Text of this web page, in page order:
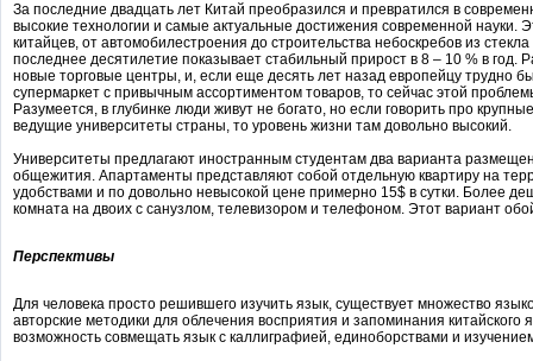
За последние двадцать лет Китай преобразился и превратился в
высокие технологии и самые актуальные достижения современной науки.
китайцев, от автомобилестроения до строительства небоскребов из
последнее десятилетие показывает стабильный прирост в 8 – 10 % в год.
новые торговые центры, и, если еще десять лет назад европейцу трудно
супермаркет с привычным ассортиментом товаров, то сейчас этой
Разумеется, в глубинке люди живут не богато, но если говорить про
ведущие университеты страны, то уровень жизни там довольно высокий.
Университеты предлагают иностранным студентам два варианта
общежития. Апартаменты представляют собой отдельную квартиру на
удобствами и по довольно невысокой цене примерно 15$ в сутки. Более
комната на двоих с санузлом, телевизором и телефоном. Этот вариант
Перспективы
Для человека просто решившего изучить язык, существует множество
авторские методики для облечения восприятия и запоминания
возможность совмещать язык с каллиграфией, единоборствами и